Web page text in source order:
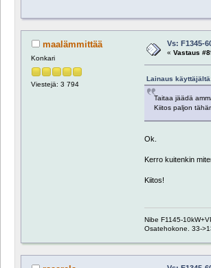
maalämmittää
Konkari
Viestejä: 3 794
Vs: F1345-
« Vastaus
Lainaus
Taitaa jäädä
Kiitos paljon
Ok.
Kerro kuitenkin
Kiitos!
Nibe F1145-
Osatehokone. 33-